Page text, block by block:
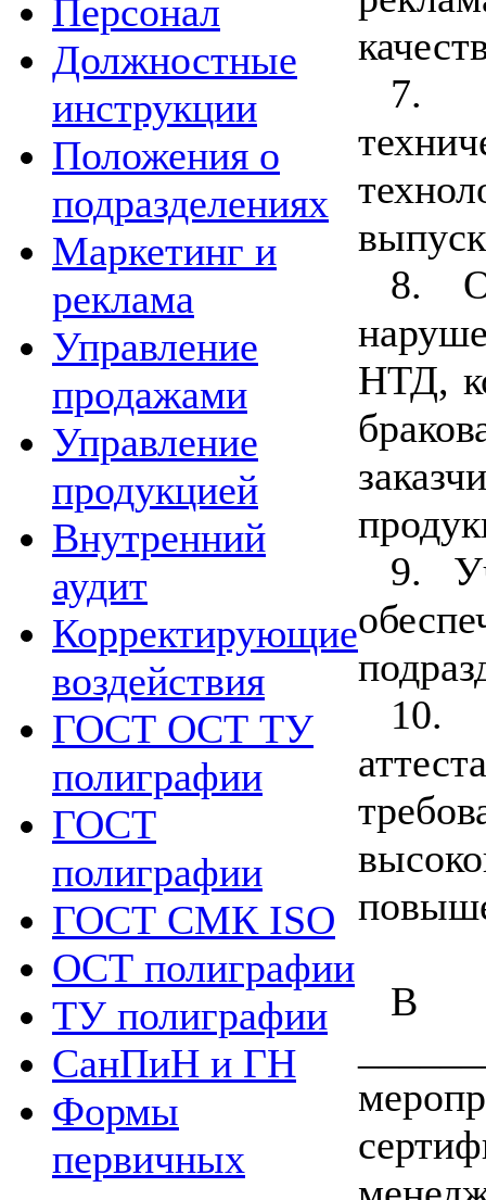
Персонал
Должностные
инструкции
Положения о
подразделениях
Маркетинг и
реклама
Управление
продажами
Управление
продукцией
Внутренний
аудит
Корректирующие
воздействия
ГОСТ ОСТ ТУ
полиграфии
ГОСТ
полиграфии
ГОСТ СМК ISO
ОСТ полиграфии
ТУ полиграфии
СанПиН и ГН
Формы
первичных
7.
8.
НТД,
9.
10.
В